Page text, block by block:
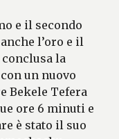
e il secondo
l’oro e il
la
un nuovo
Bekele Tefera
ore 6 minuti e
è stato il suo